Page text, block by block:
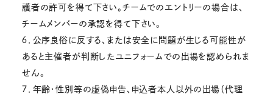
護者の許可を得て下さい。チームでのエントリーの場合は、
チームメンバーの承認を得て下さい。
６．公序良俗に反する、または安全に問題が生じる可能性が
あると主催者が判断したユニフォームでの出場を認められま
せん。
７．年齢・性別等の虚偽申告、申込者本人以外の出場（代理